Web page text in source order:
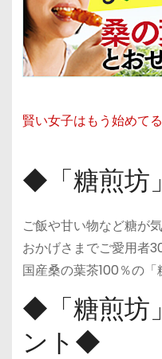
賢い女子はもう始めて
◆「糖煎坊
ご飯や甘い物など糖が
おかげさまでご愛用者
国産桑の葉茶100％の「
◆「糖煎坊
ント◆